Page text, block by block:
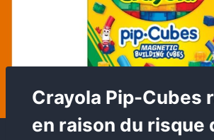
Crayola Pip-Cubes
en raison du risque